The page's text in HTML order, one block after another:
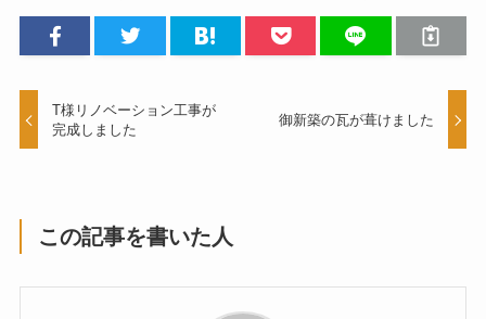
T様リノベーション工事が
完成しました
御新築の瓦が葺けました
この記事を書いた人